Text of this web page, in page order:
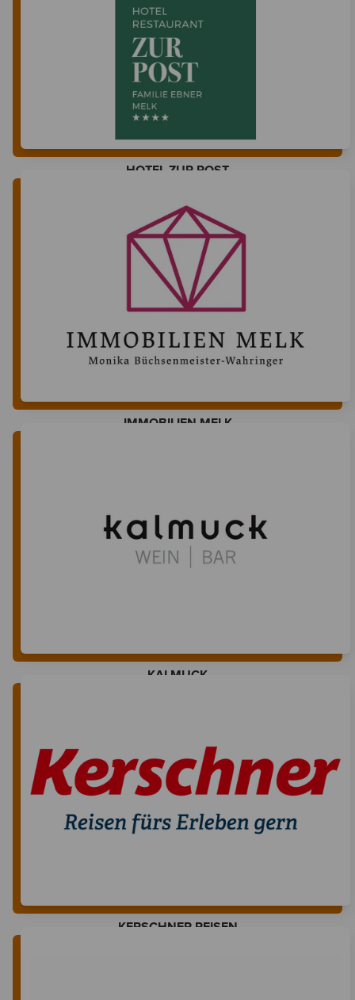
HOTEL ZUR POST
IMMOBILIEN MELK
KALMUCK
KERSCHNER REISEN